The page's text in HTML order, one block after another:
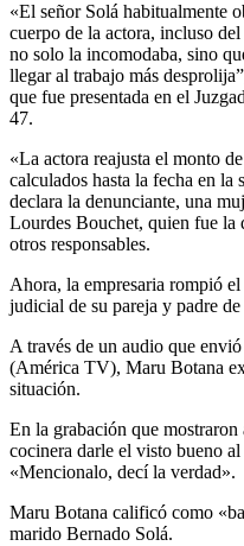
«El señor Solá habitualmente
cuerpo de la actora, incluso
no solo la incomodaba, sino
llegar al trabajo más
que fue presentada en el
47.
«La actora reajusta el monto
calculados hasta la fecha en la
declara la denunciante, una
Lourdes Bouchet, quien fue la
otros responsables.
Ahora, la empresaria rompió
judicial de su pareja y padre de
A través de un audio que
(América TV), Maru Botana
situación.
En la grabación que mostraron
cocinera darle el visto bueno
«Mencionalo, decí la verdad».
Maru Botana calificó como
marido Bernado Solá.